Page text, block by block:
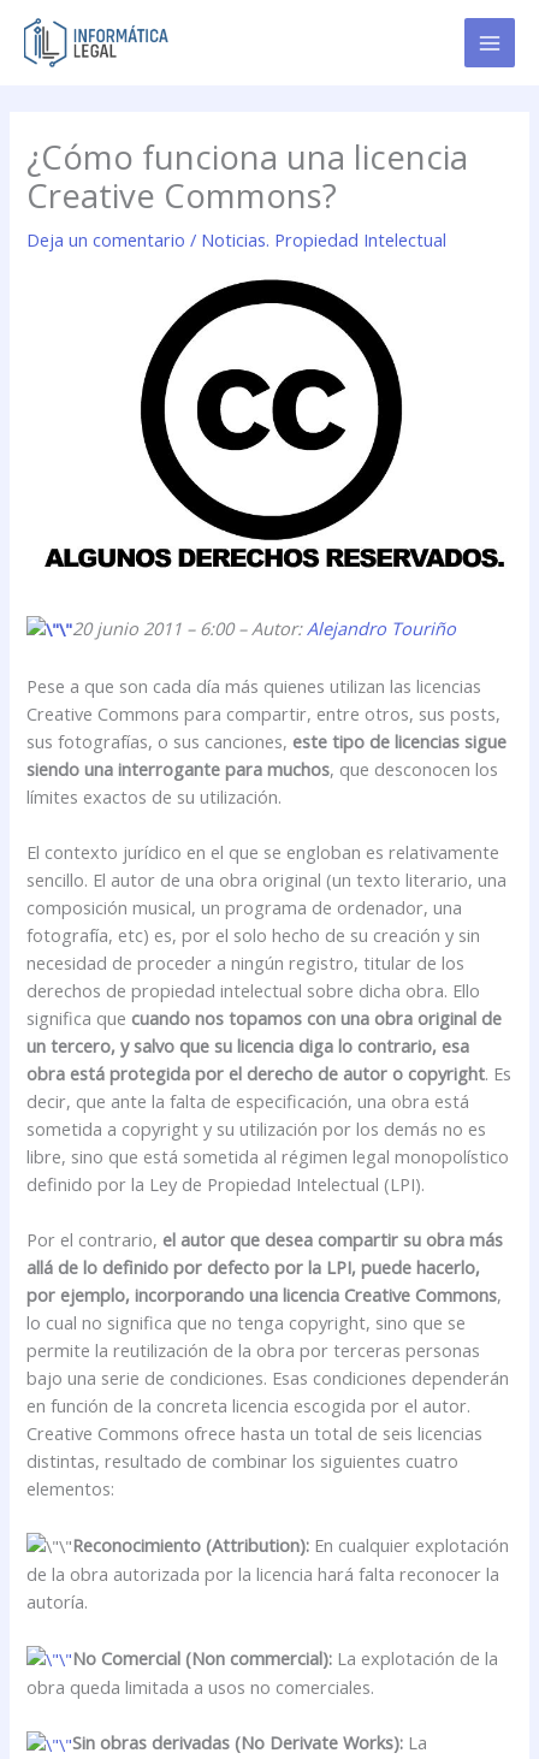
contenido
¿Cómo funciona una licencia
Creative Commons?
Deja un comentario / Noticias. Propiedad Intelectual
20 junio 2011 – 6:00 – Autor: Alejandro Touriño
Pese a que son cada día más quienes utilizan las licencias
Creative Commons para compartir, entre otros, sus posts,
sus fotografías, o sus canciones, este tipo de licencias sigue
siendo una interrogante para muchos, que desconocen los
límites exactos de su utilización.
El contexto jurídico en el que se engloban es relativamente
sencillo. El autor de una obra original (un texto literario, una
composición musical, un programa de ordenador, una
fotografía, etc) es, por el solo hecho de su creación y sin
necesidad de proceder a ningún registro, titular de los
derechos de propiedad intelectual sobre dicha obra. Ello
significa que cuando nos topamos con una obra original de
un tercero, y salvo que su licencia diga lo contrario, esa
obra está protegida por el derecho de autor o copyright. Es
decir, que ante la falta de especificación, una obra está
sometida a copyright y su utilización por los demás no es
libre, sino que está sometida al régimen legal monopolístico
definido por la Ley de Propiedad Intelectual (LPI).
Por el contrario, el autor que desea compartir su obra más
allá de lo definido por defecto por la LPI, puede hacerlo,
por ejemplo, incorporando una licencia Creative Commons,
lo cual no significa que no tenga copyright, sino que se
permite la reutilización de la obra por terceras personas
bajo una serie de condiciones. Esas condiciones dependerán
en función de la concreta licencia escogida por el autor.
Creative Commons ofrece hasta un total de seis licencias
distintas, resultado de combinar los siguientes cuatro
elementos:
Reconocimiento (Attribution): En cualquier explotación
de la obra autorizada por la licencia hará falta reconocer la
autoría.
No Comercial (Non commercial): La explotación de la
obra queda limitada a usos no comerciales.
Sin obras derivadas (No Derivate Works): La